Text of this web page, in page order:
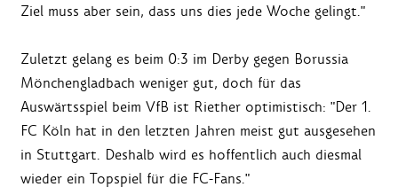
Ziel muss aber sein, dass uns dies jede Woche gelingt."
Zuletzt gelang es beim 0:3 im Derby gegen Borussia
Mönchengladbach weniger gut, doch für das
Auswärtsspiel beim VfB ist Riether optimistisch: "Der 1.
FC Köln hat in den letzten Jahren meist gut ausgesehen
in Stuttgart. Deshalb wird es hoffentlich auch diesmal
wieder ein Topspiel für die FC-Fans."